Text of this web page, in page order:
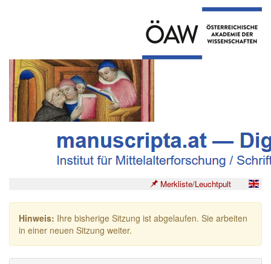
Merkliste/Leuchtpult
Hinweis: Ihre bisherige Sitzung ist abgelaufen. Sie arbeiten
in einer neuen Sitzung weiter.